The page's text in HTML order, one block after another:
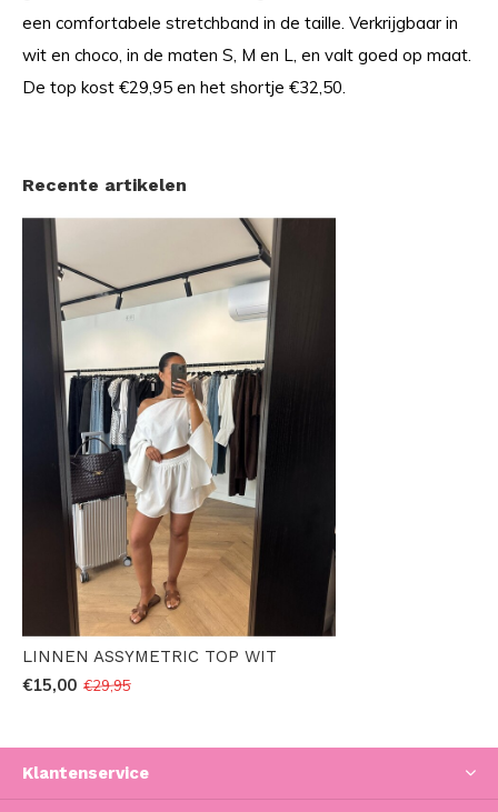
een comfortabele stretchband in de taille. Verkrijgbaar in
wit en choco, in de maten S, M en L, en valt goed op maat.
De top kost €29,95 en het shortje €32,50.
Recente artikelen
LINNEN ASSYMETRIC TOP WIT
€15,00 €29,95
Klantenservice